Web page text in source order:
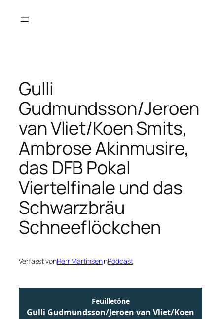
Inhalt
Gulli
Gudmundsson/Jeroen
van Vliet/Koen Smits,
Ambrose Akinmusire,
das DFB Pokal
Viertelfinale und das
Schwarzbräu
Schneeflöckchen
Verfasst vonHerr MartinseninPodcast